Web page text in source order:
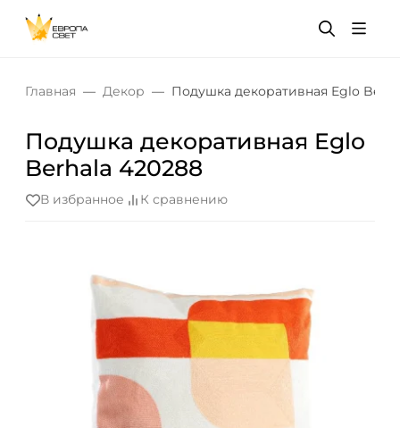
Главная Декор Подушка декоративная Eglo
Подушка декоративная Eglo
Berhala 420288
В избранное К сравнению